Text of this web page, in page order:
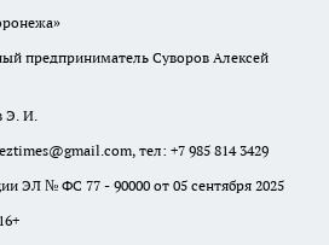
предприниматель Суворов Алексей
Э. И.
тел: +7 985 814 3429
ЭЛ № ФС 77 - 90000 от 05 сентября 2025